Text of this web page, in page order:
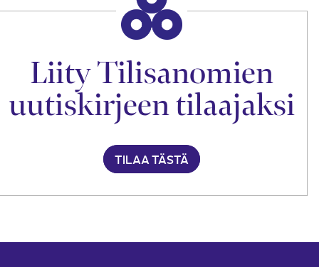
Liity Tilisanomien
uutiskirjeen tilaajaksi
TILAA TÄSTÄ